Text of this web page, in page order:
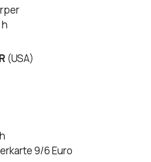
(USA)
9/6 Euro